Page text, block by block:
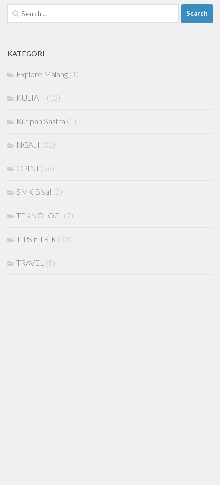
Search
for:
KATEGORI
Explore Malang (1)
KULIAH (13)
Kutipan Sastra (1)
NGAJI (32)
OPINI (56)
SMK Bisa! (2)
TEKNOLOGI (7)
TIPS n TRIK (30)
TRAVEL (5)